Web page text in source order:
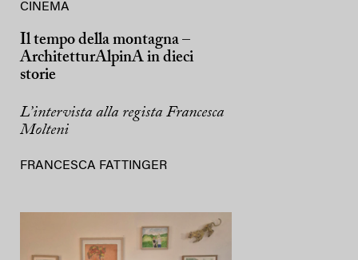
CINEMA
Il tempo della montagna –
ArchitetturAlpinA in dieci
storie
L’intervista alla regista Francesca
Molteni
FRANCESCA FATTINGER